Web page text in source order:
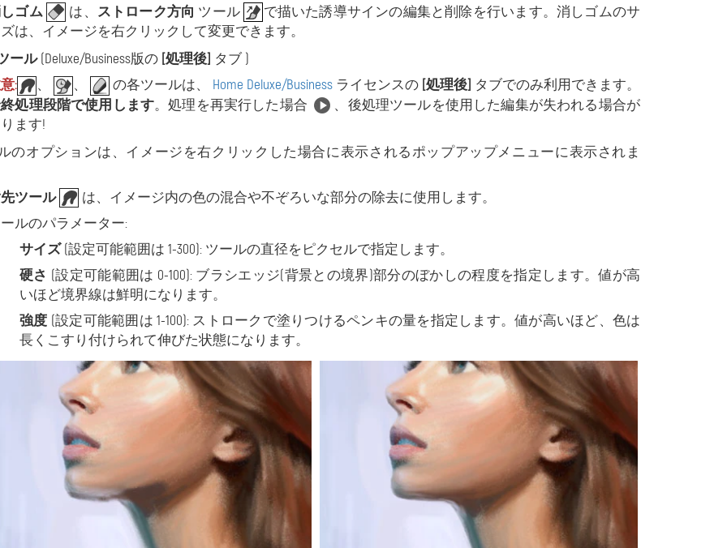
ゴム
は、 ストローク方向 ツール
で描いた誘導サインの編集と削除を行います。消しゴムのサ
は、イメージを右クリックして変更できます。
ール(Deluxe/Business版の [処理後] タブ )
:
、 、 の各ツールは、 Home Deluxe/Business ライセンスの [処理後] タブでのみ利用できます。
処理段階で使用します。処理を再実行した場合
、後処理ツールを使用した編集が失われる場合が
ます!
のオプションは、イメージを右クリックした場合に表示されるポップアップメニューに表示されま
ツール
は、イメージ内の色の混合や不ぞろいな部分の除去に使用します。
ルのパラメーター:
サイズ(設定可能範囲は 1-300): ツールの直径をピクセルで指定します。
硬さ (設定可能範囲は 0-100): ブラシエッジ(背景との境界)部分のぼかしの程度を指定します。値が高
いほど境界線は鮮明になります。
強度 (設定可能範囲は 1-100): ストロークで塗りつけるペンキの量を指定します。値が高いほど、色は
長くこすり付けられて伸びた状態になります。